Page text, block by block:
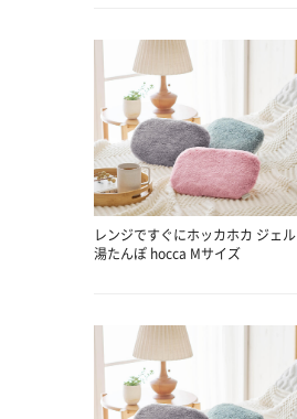
レンジですぐにホッカホカ ジェル
湯たんぽ hocca Mサイズ